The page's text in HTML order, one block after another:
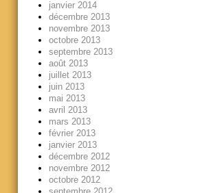
janvier 2014
décembre 2013
novembre 2013
octobre 2013
septembre 2013
août 2013
juillet 2013
juin 2013
mai 2013
avril 2013
mars 2013
février 2013
janvier 2013
décembre 2012
novembre 2012
octobre 2012